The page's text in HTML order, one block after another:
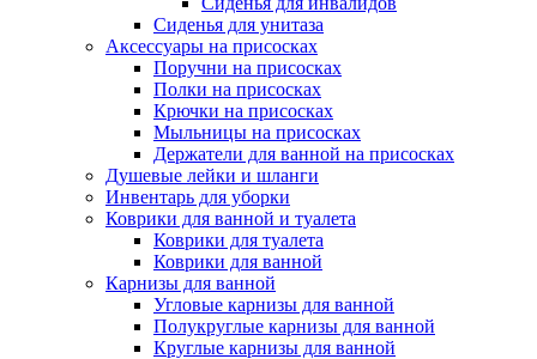
Сиденья для унитаза
Аксессуары на присосках
Поручни на присосках
Полки на присосках
Крючки на присосках
Мыльницы на присосках
Держатели для ванной на присосках
Душевые лейки и шланги
Инвентарь для уборки
Коврики для ванной и туалета
Коврики для туалета
Коврики для ванной
Карнизы для ванной
Угловые карнизы для ванной
Полукруглые карнизы для ванной
Круглые карнизы для ванной